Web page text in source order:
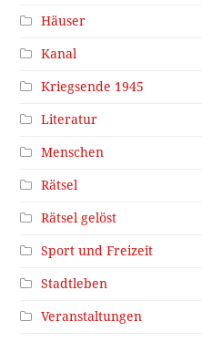
Häuser
Kanal
Kriegsende 1945
Literatur
Menschen
Rätsel
Rätsel gelöst
Sport und Freizeit
Stadtleben
Veranstaltungen